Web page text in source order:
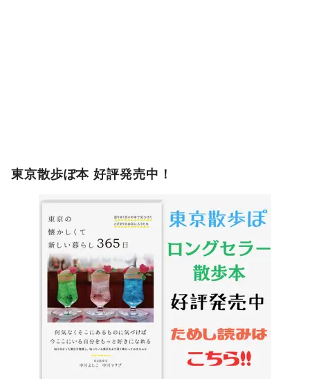
東京散歩ぽ本 好評発売中！